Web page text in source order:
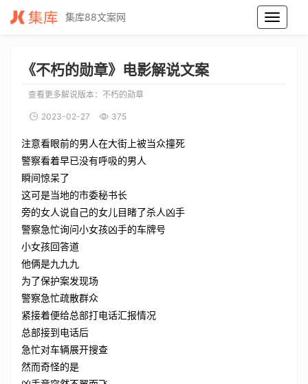
不朽的勋章电影解说文案_不朽的勋章电影解说词_不朽的勋章电影解说稿
集库88文案网
《不朽的勋章》电影解说文案
查看更多解说版本： 不朽的勋章
2023-02-27 375
注意看眼前的男人在大街上被当众撞死
警察看着早已没有呼吸的男人
瞬间惊呆了
这可是当地的市委秘书长
旁的女人说自己的女儿目睹了杀人凶手
警察急忙询问小女孩凶手的车牌号
小女孩回答道
他俩是九九九
为了保护案发现场
警察急忙疏散群众
紧接着便给总部打电话汇报情况
总部接到电话后
急忙对车辆展开搜查
然而奇怪的是